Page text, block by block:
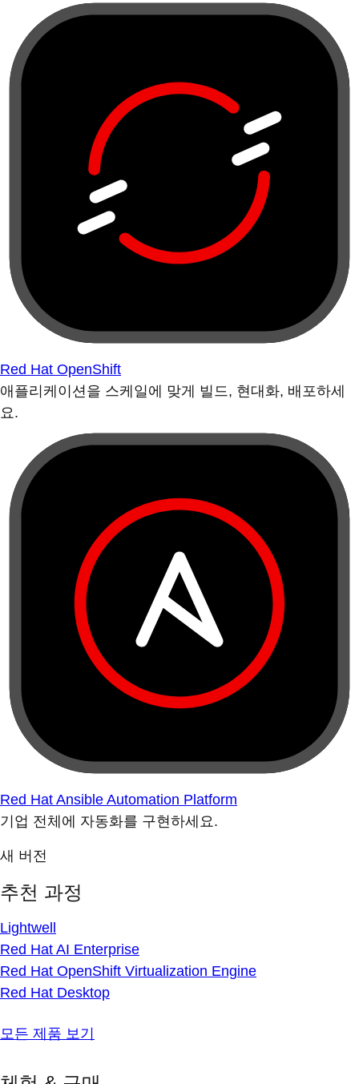
Red Hat OpenShift
애플리케이션을 스케일에 맞게 빌드, 현대화, 배포하세
요.
Red Hat Ansible Automation Platform
기업 전체에 자동화를 구현하세요.
새 버전
추천 과정
Lightwell
Red Hat AI Enterprise
Red Hat OpenShift Virtualization Engine
Red Hat Desktop
모든 제품 보기